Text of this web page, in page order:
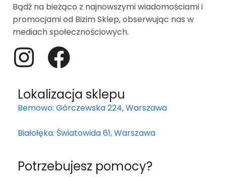
Bądź na bieżąco z najnowszymi wiadomościami i
promocjami od Bizim Sklep, obserwując nas w
mediach społecznościowych.
Lokalizacja sklepu
Bemowo: Górczewska 224, Warszawa
Białołęka: Światowida 61, Warszawa
Potrzebujesz pomocy?